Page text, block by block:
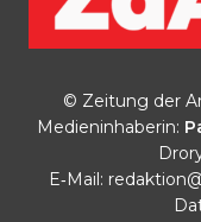
© Zeitung der
Medieninhaberin:
E‑Mail: